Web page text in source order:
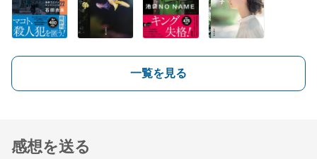
一覧を見る
感想を送る